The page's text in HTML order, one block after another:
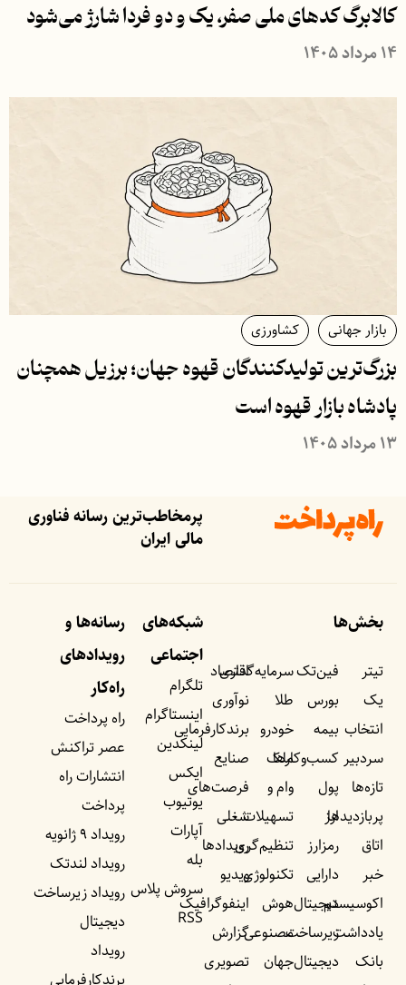
کالابرگ کدهای ملی صفر، یک و دو فردا شارژ می‌شود
۱۴ مرداد ۱۴۰۵
بازار جهانی کشاورزی
بزرگ‌ترین تولیدکنندگان قهوه جهان؛ برزیل همچنان
پادشاه بازار قهوه است
۱۳ مرداد ۱۴۰۵
پرمخاطب‌ترین رسانه فناوری
مالی ایران
بخش‌ها
تیتر
یک
انتخاب
سردبیر
تازه‌ها
پربازدید‌ها
اتاق
خبر
اکوسیستم
یادداشت‌
بانک
فین‌تک
بورس
بیمه
کسب‌وکار‌ها
پول
ارز
رمزارز
دارایی
دیجیتال
زیرساخت
دیجیتال
سرمایه‌گذاری
طلا
خودرو
ملک
وام و
تسهیلات
تنظیم‌گری
تکنولوژی
هوش
مصنوعی
جهان
اقتصاد
نوآوری
برندکارفرمایی
صنایع
فرصت‌های
شغلی
رویداد‌ها
ویدیو
اینفوگرافیک
گزارش
تصویری
شبکه‌های
اجتماعی
تلگرام
اینستاگرام
لینکدین
ایکس
یوتیوب
آپارات
بله
سروش پلاس
RSS
رسانه‌ها و
رویداد‌های
راه‌کار
راه پرداخت
عصر تراکنش
انتشارات راه
پرداخت
رویداد ۹ ژانویه
رویداد لندتک
رویداد زیرساخت
دیجیتال
رویداد
برندکارفرمایی